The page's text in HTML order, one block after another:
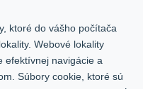
Prešov
303
ktoré do vášho počítača
Webové lokality
efektívnej navigácie a
Súbory cookie, ktoré sú